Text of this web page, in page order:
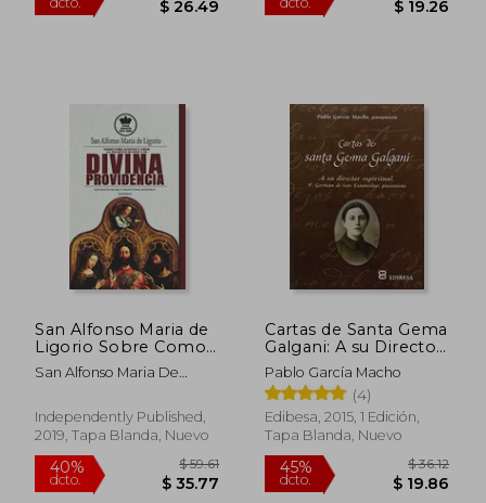
45%
dcto.
45%
dcto.
San Alfonso Maria de
Ligorio Sobre Como
Aceptar y Amar la
Voluntad de Dios y su
Incluye Citas de san
Juan, Isaias, el Cantar
Esposa de Jesucristo)
San Alfonso Maria De
Independently Published,
2019, Tapa Blanda, Nuevo
Cartas de Santa Gema
Galgani: A su Director
Espiritual. Padre
Germán de san
Estanislao, Pasionista
Pablo García Macho
(4)
Edibesa, 2015, 1 Edición,
Tapa Blanda, Nuevo